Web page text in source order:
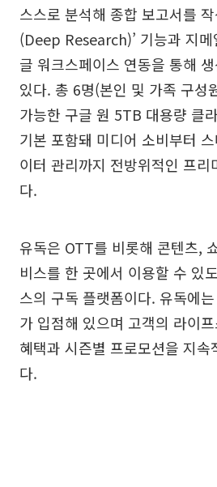
스스로 분석해 종합 보고서를
(Deep Research)’ 기능과 지
글 워크스페이스 연동을 통해
있다. 총 6명(본인 및 가족 구성
가능한 구글 원 5TB 대용량 클
기본 포함돼 미디어 소비부터
이터 관리까지 전방위적인 프리
다.
유독은 OTT를 비롯해 콘텐츠,
비스를 한 곳에서 이용할 수 있
스의 구독 플랫폼이다. 유독에
가 입점해 있으며 고객의 라이
혜택과 시즌별 프로모션을 지속
다.